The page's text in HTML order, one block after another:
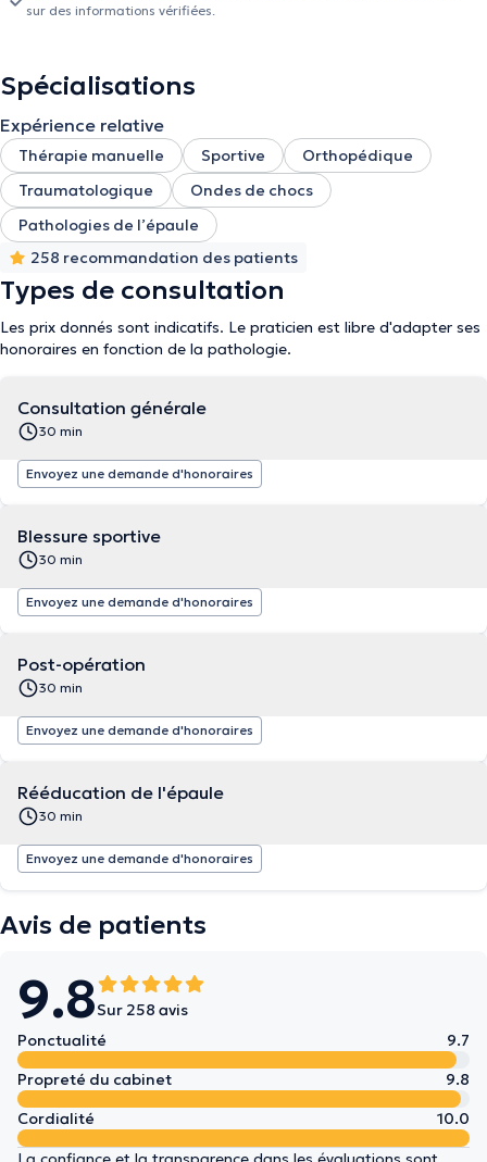
sur des informations vérifiées.
Spécialisations
Expérience relative
Thérapie manuelle Sportive
Orthopédique
Traumatologique
Ondes de chocs
Pathologies de l’épaule
258 recommandation des patients
Types de consultation
Les prix donnés sont indicatifs. Le praticien est libre d'adapter ses
honoraires en fonction de la pathologie.
Consultation générale
30 min
Envoyez une demande d'honoraires
Blessure sportive
30 min
Envoyez une demande d'honoraires
Post-opération
30 min
Envoyez une demande d'honoraires
Rééducation de l'épaule
30 min
Envoyez une demande d'honoraires
Avis de patients
9.8Sur 258 avis
Ponctualité
9.7
Propreté du cabinet
9.8
Cordialité
10.0